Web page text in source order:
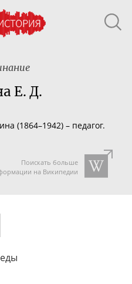
Е. Д.
(1864–1942) – педагог.
Поискать больше
на Википедии